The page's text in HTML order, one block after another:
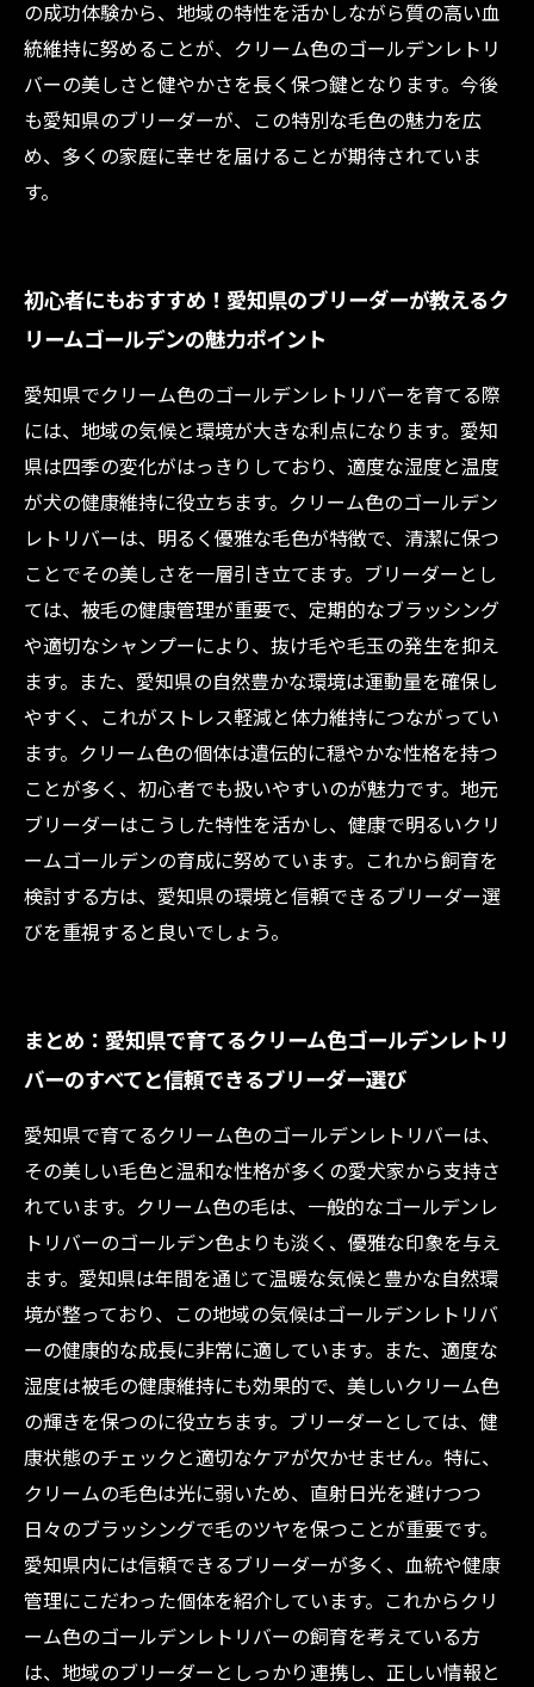
の成功体験から、地域の特性を活かしながら質の高い血
統維持に努めることが、クリーム色のゴールデンレトリ
バーの美しさと健やかさを長く保つ鍵となります。今後
も愛知県のブリーダーが、この特別な毛色の魅力を広
め、多くの家庭に幸せを届けることが期待されていま
す。
初心者にもおすすめ！愛知県のブリーダーが教えるク
リームゴールデンの魅力ポイント
愛知県でクリーム色のゴールデンレトリバーを育てる際
には、地域の気候と環境が大きな利点になります。愛知
県は四季の変化がはっきりしており、適度な湿度と温度
が犬の健康維持に役立ちます。クリーム色のゴールデン
レトリバーは、明るく優雅な毛色が特徴で、清潔に保つ
ことでその美しさを一層引き立てます。ブリーダーとし
ては、被毛の健康管理が重要で、定期的なブラッシング
や適切なシャンプーにより、抜け毛や毛玉の発生を抑え
ます。また、愛知県の自然豊かな環境は運動量を確保し
やすく、これがストレス軽減と体力維持につながってい
ます。クリーム色の個体は遺伝的に穏やかな性格を持つ
ことが多く、初心者でも扱いやすいのが魅力です。地元
ブリーダーはこうした特性を活かし、健康で明るいクリ
ームゴールデンの育成に努めています。これから飼育を
検討する方は、愛知県の環境と信頼できるブリーダー選
びを重視すると良いでしょう。
まとめ：愛知県で育てるクリーム色ゴールデンレトリ
バーのすべてと信頼できるブリーダー選び
愛知県で育てるクリーム色のゴールデンレトリバーは、
その美しい毛色と温和な性格が多くの愛犬家から支持さ
れています。クリーム色の毛は、一般的なゴールデンレ
トリバーのゴールデン色よりも淡く、優雅な印象を与え
ます。愛知県は年間を通じて温暖な気候と豊かな自然環
境が整っており、この地域の気候はゴールデンレトリバ
ーの健康的な成長に非常に適しています。また、適度な
湿度は被毛の健康維持にも効果的で、美しいクリーム色
の輝きを保つのに役立ちます。ブリーダーとしては、健
康状態のチェックと適切なケアが欠かせません。特に、
クリームの毛色は光に弱いため、直射日光を避けつつ
日々のブラッシングで毛のツヤを保つことが重要です。
愛知県内には信頼できるブリーダーが多く、血統や健康
管理にこだわった個体を紹介しています。これからクリ
ーム色のゴールデンレトリバーの飼育を考えている方
は、地域のブリーダーとしっかり連携し、正しい情報と